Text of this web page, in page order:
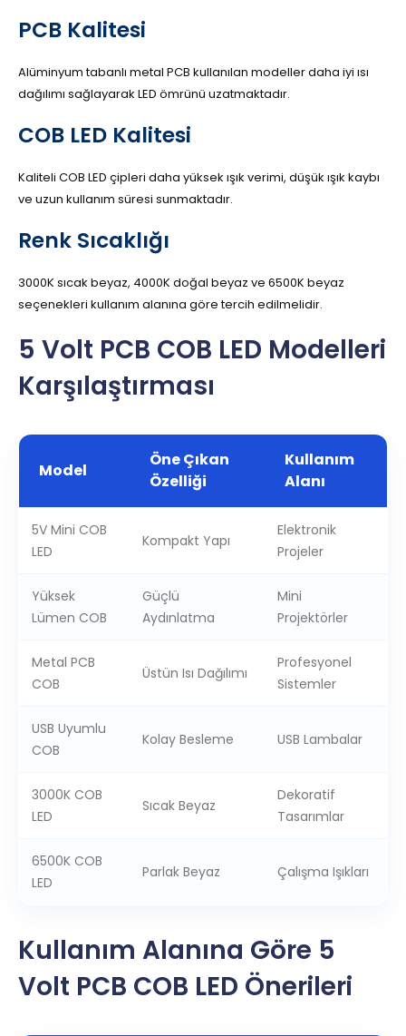
PCB Kalitesi
Alüminyum tabanlı metal PCB kullanılan modeller daha iyi ısı
dağılımı sağlayarak LED ömrünü uzatmaktadır.
COB LED Kalitesi
Kaliteli COB LED çipleri daha yüksek ışık verimi, düşük ışık kaybı
ve uzun kullanım süresi sunmaktadır.
Renk Sıcaklığı
3000K sıcak beyaz, 4000K doğal beyaz ve 6500K beyaz
seçenekleri kullanım alanına göre tercih edilmelidir.
5 Volt PCB COB LED Modelleri
Karşılaştırması
Model
Öne Çıkan
Özelliği
Kullanım
Alanı
5V Mini COB
LED
Kompakt Yapı
Elektronik
Projeler
Yüksek
Lümen COB
Güçlü
Aydınlatma
Mini
Projektörler
Metal PCB
COB
Üstün Isı Dağılımı
Profesyonel
Sistemler
USB Uyumlu
COB
Kolay Besleme USB Lambalar
3000K COB
LED
Sıcak Beyaz
Dekoratif
Tasarımlar
6500K COB
LED
Parlak Beyaz Çalışma Işıkları
Kullanım Alanına Göre 5
Volt PCB COB LED Önerileri